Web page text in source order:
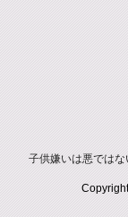
子供嫌いは悪ではな